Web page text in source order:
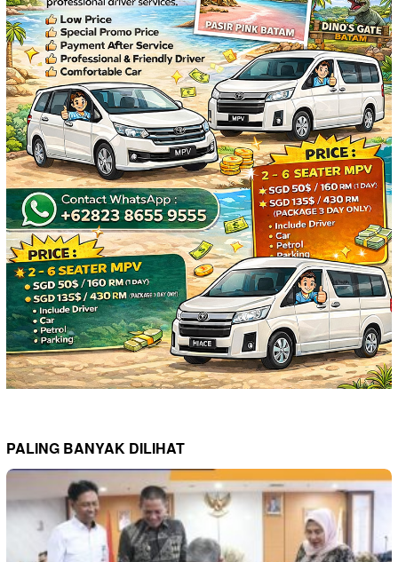
PALING BANYAK DILIHAT